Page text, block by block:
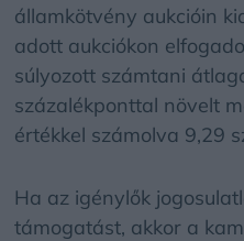
államkötvény aukcióin
adott aukciókon
súlyozott számtani
százalékponttal növelt
értékkel számolva 9,29
Ha az igénylők
támogatást, akkor a